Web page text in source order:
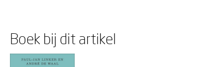
Boek bij dit artikel